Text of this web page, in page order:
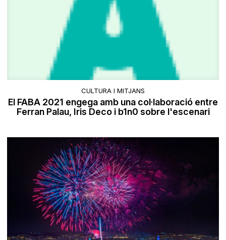
CULTURA I MITJANS
El FABA 2021 engega amb una col·laboració entre
Ferran Palau, Iris Deco i b1n0 sobre l'escenari